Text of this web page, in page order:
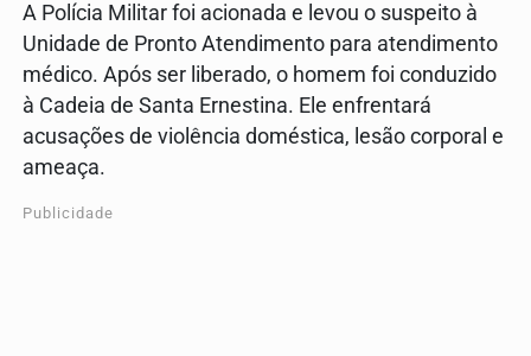
A Polícia Militar foi acionada e levou o suspeito à
Unidade de Pronto Atendimento para atendimento
médico. Após ser liberado, o homem foi conduzido
à Cadeia de Santa Ernestina. Ele enfrentará
acusações de violência doméstica, lesão corporal e
ameaça.
Publicidade